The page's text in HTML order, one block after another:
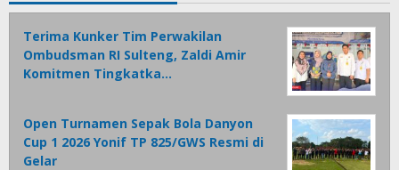
Terima Kunker Tim Perwakilan
Ombudsman RI Sulteng, Zaldi Amir
Komitmen Tingkatka…
Open Turnamen Sepak Bola Danyon
Cup 1 2026 Yonif TP 825/GWS Resmi di
Gelar